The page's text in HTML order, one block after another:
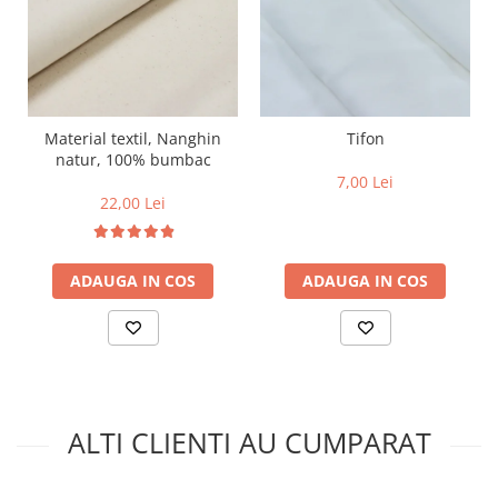
Material textil, Nanghin
natur, 100% bumbac
22,00 Lei
ADAUGA IN COS
Tifon
7,00 Lei
ADAUGA IN COS
ALTI CLIENTI AU CUMPARAT